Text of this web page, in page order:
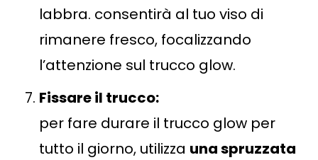
labbra. consentirà al tuo viso di
rimanere fresco, focalizzando
l’attenzione sul trucco glow.
Fissare il trucco:
per fare durare il trucco glow per
tutto il giorno, utilizza una spruzzata